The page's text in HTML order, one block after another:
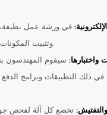
في ورشة عمل نظيفة،
واختبارها:سيقوم المهندسون
في ذلك التطبيقات وبرامج
تخضع كل آلة لفحص